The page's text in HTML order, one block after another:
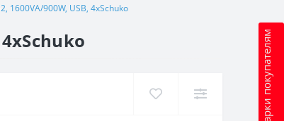
Подарки покупателям
1600VA/900W, USB, 4xSchuko